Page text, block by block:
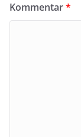
Kommentar*